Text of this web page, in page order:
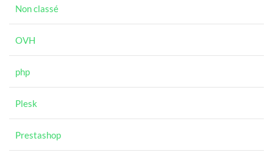
Non classé
OVH
php
Plesk
Prestashop